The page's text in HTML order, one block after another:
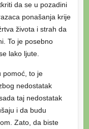
da se u pozadini
ponašanja krije
života i strah da
To je posebno
lako ljute.
pomoć, to je
nedostatak
taj nedostatak
i da budu
Zato, da biste